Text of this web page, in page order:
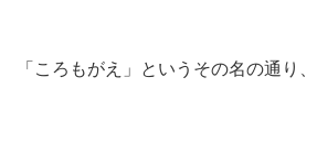
「ころもがえ」というその名の通り、